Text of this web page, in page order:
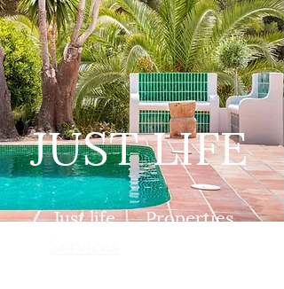
JUST LIFE
Just life
Properties